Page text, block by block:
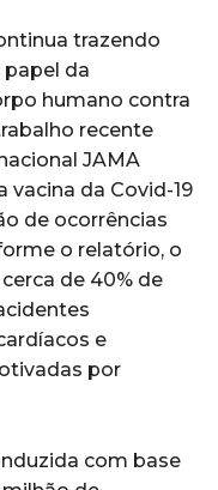
trazendo
da
humano contra
recente
JAMA
vacina da Covid-19
de ocorrências
o relatório, o
de 40% de
e
por
com base